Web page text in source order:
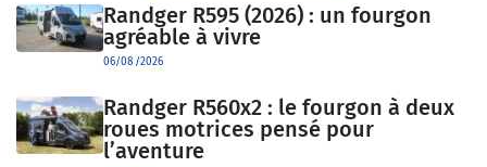
Randger R595 (2026) : un fourgon
agréable à vivre
06/08/2026
Randger R560x2 : le fourgon à deux
roues motrices pensé pour
l’aventure